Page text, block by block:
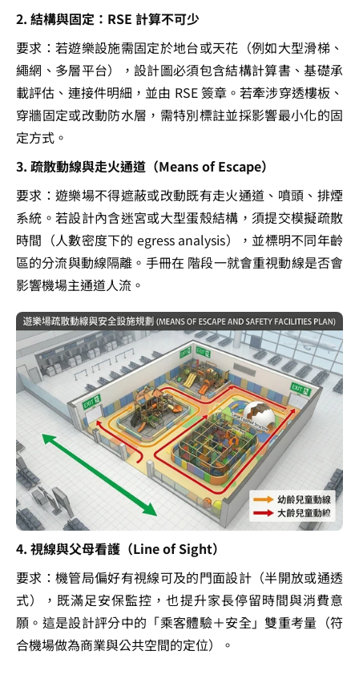
2. 結構與固定：RSE 計算不可少
要求：若遊樂設施需固定於地台或天花（例如大型滑梯、
繩網、多層平台），設計圖必須包含結構計算書、基礎承
載評估、連接件明細，並由 RSE 簽章。若牽涉穿透樓板、
穿牆固定或改動防水層，需特別標註並採影響最小化的固
定方式。
3. 疏散動線與走火通道（Means of Escape）
要求：遊樂場不得遮蔽或改動既有走火通道、噴頭、排煙
系統。若設計內含迷宮或大型蛋殼結構，須提交模擬疏散
時間（人數密度下的 egress analysis），並標明不同年齡
區的分流與動線隔離。手冊在 階段一就會重視動線是否會
影響機場主通道人流。
4. 視線與父母看護（Line of Sight）
要求：機管局偏好有視線可及的門面設計（半開放或通透
式），既滿足安保監控，也提升家長停留時間與消費意
願。這是設計評分中的「乘客體驗＋安全」雙重考量（符
合機場做為商業與公共空間的定位）。